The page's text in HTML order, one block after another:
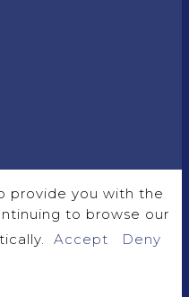
provide you with the
to browse our
Accept Deny